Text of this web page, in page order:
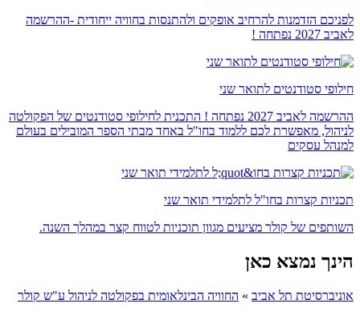
לפניכם הזדמנות להרחיב אופקים ולהתנסות בחוויה ייחודית -ההרשמה
לאביב 2027 נפתחה !
חילופי סטודנטים לתואר שני
ההרשמה לאביב 2027 נפתחה ! התכנית לחילופי סטודנטים של הפקולטה
לניהול, מאפשרת לכם ללמוד בחו"ל באחד מבתי הספר המובילים בעולם
למנהל עסקים
תכניות קצרות בחו"ל לתלמידי תואר שני
השותפים של קולר מציעים מגוון תוכניות לטווח קצר במהלך השנה.
הינך נמצא כאן
אוניברסיטת תל אביב » החוויה הבינלאומית בפקולטה לניהול ע"ש קולר